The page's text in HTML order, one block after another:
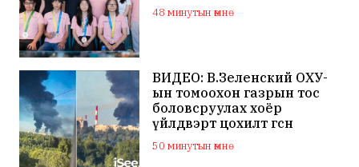
48 минутын өмнө
ВИДЕО: В.Зеленский ОХУ-
ын томоохон газрын тос
боловсруулах хоёр
үйлдвэрт цохилт өгснөө
мэдэгдлээ
50 минутын өмнө